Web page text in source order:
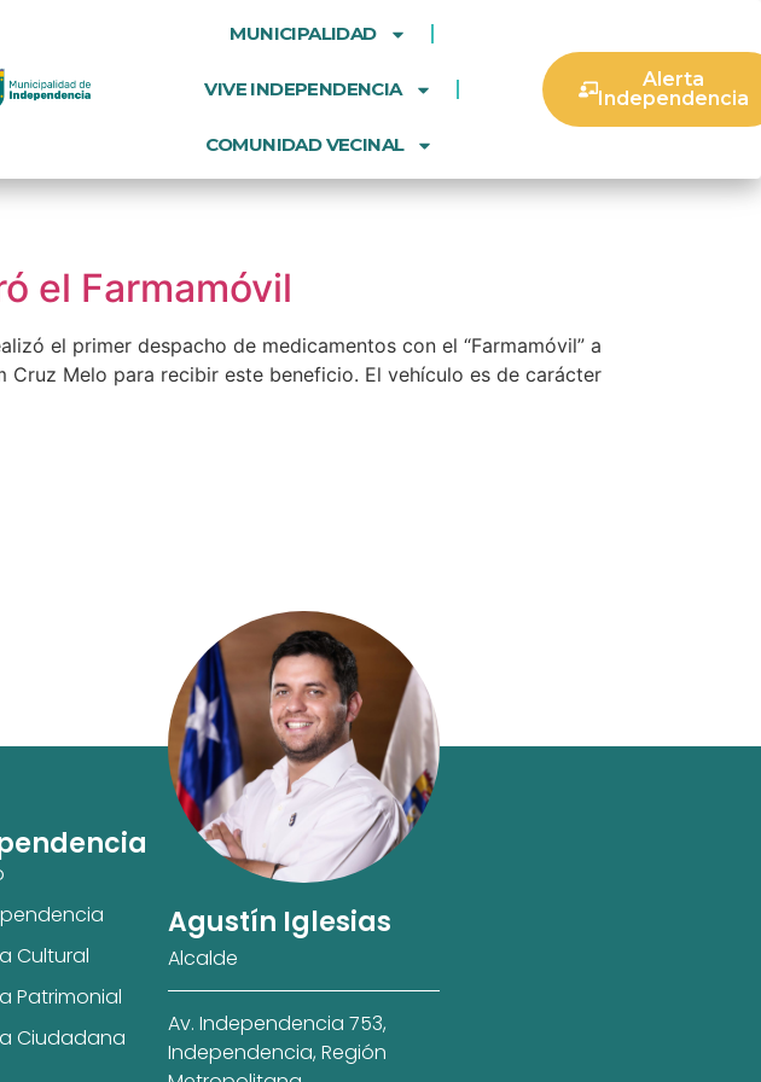
MUNICIPALIDAD
VIVE INDEPENDENCIA
COMUNIDAD VECINAL
Alerta
Independencia
el Farmamóvil
el primer despacho de medicamentos con el “Farmamóvil” a
Melo para recibir este beneficio. El vehículo es de carácter
Cultural
Patrimonial
Ciudadana
Agustín Iglesias
Alcalde
Av. Independencia 753,
Independencia, Región